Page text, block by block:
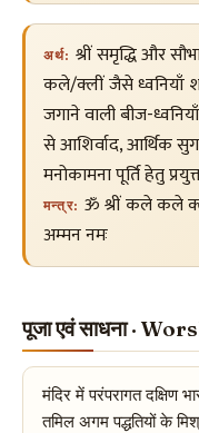
अर्थ: श्रीं समृद्धि और
कले/क्लीं जैसे ध्वनियाँ
जगाने वाली बीज-
से आशिर्वाद, आर्थिक
मनोकामना पूर्ति हेतु
मन्त्र: ॐ श्रीं कले कले
अम्मन नमः
पूजा एवं साधना ·
मंदिर में परंपरागत दक्षिण
तमिल अगम पद्धतियों के